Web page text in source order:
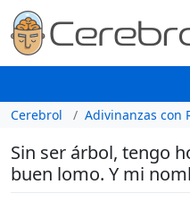
Cerebrol Adivinanzas con
Sin ser árbol, tengo
buen lomo. Y mi